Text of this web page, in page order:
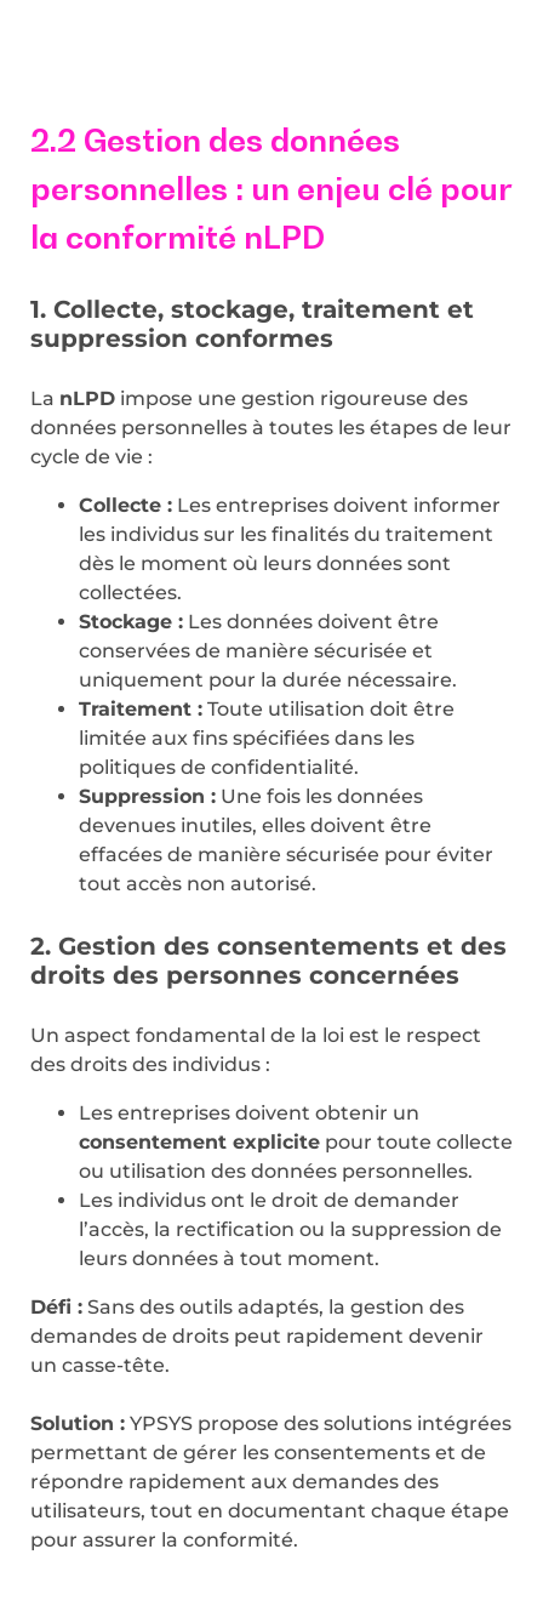
2.2 Gestion des données
personnelles : un enjeu clé pour
la conformité nLPD
1. Collecte, stockage, traitement et
suppression conformes
La nLPD impose une gestion rigoureuse des
données personnelles à toutes les étapes de leur
cycle de vie :
Collecte : Les entreprises doivent informer
les individus sur les finalités du traitement
dès le moment où leurs données sont
collectées.
Stockage : Les données doivent être
conservées de manière sécurisée et
uniquement pour la durée nécessaire.
Traitement : Toute utilisation doit être
limitée aux fins spécifiées dans les
politiques de confidentialité.
Suppression : Une fois les données
devenues inutiles, elles doivent être
effacées de manière sécurisée pour éviter
tout accès non autorisé.
2. Gestion des consentements et des
droits des personnes concernées
Un aspect fondamental de la loi est le respect
des droits des individus :
Les entreprises doivent obtenir un
consentement explicite pour toute collecte
ou utilisation des données personnelles.
Les individus ont le droit de demander
l’accès, la rectification ou la suppression de
leurs données à tout moment.
Défi : Sans des outils adaptés, la gestion des
demandes de droits peut rapidement devenir
un casse-tête.
Solution : YPSYS propose des solutions intégrées
permettant de gérer les consentements et de
répondre rapidement aux demandes des
utilisateurs, tout en documentant chaque étape
pour assurer la conformité.